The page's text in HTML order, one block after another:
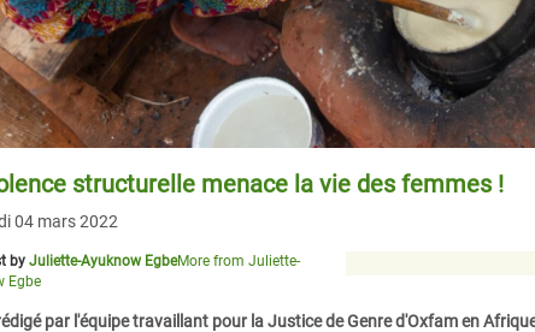
structurelle menace la vie des femmes !
04 mars 2022
by Juliette-Ayuknow EgbeMore from Juliette-
Egbe
par l'équipe travaillant pour la Justice de Genre d'Oxfam en